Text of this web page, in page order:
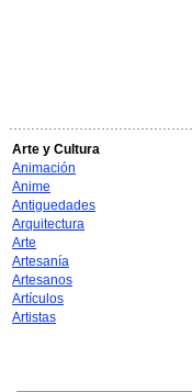
Arte y Cultura
Animación
Anime
Antiguedades
Arquitectura
Arte
Artesanía
Artesanos
Artículos
Artistas